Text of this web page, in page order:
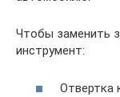
Чтобы заменить
инструмент:
Отвертка